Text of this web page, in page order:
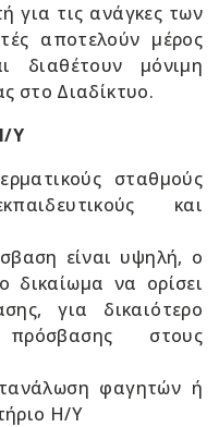
για τις ανάγκες των
αποτελούν μέρος
διαθέτουν μόνιμη
στο Διαδίκτυο.
Υ
σταθμούς
και
είναι υψηλή, ο
δικαίωμα να ορίσει
για δικαιότερο
στους
φαγητών ή
Η/Υ